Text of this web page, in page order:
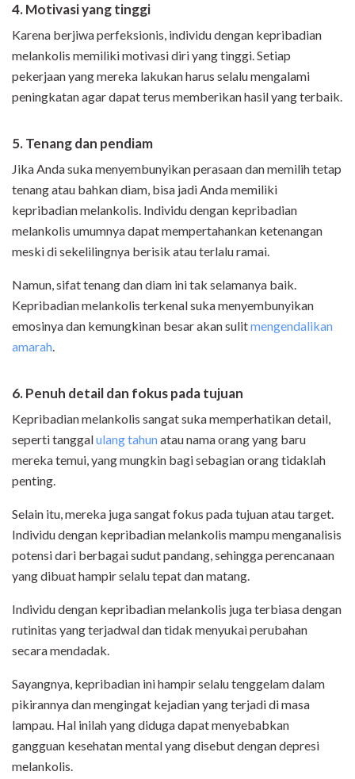
4. Motivasi yang tinggi
Karena berjiwa perfeksionis, individu dengan kepribadian
melankolis memiliki motivasi diri yang tinggi. Setiap
pekerjaan yang mereka lakukan harus selalu mengalami
peningkatan agar dapat terus memberikan hasil yang terbaik.
5. Tenang dan pendiam
Jika Anda suka menyembunyikan perasaan dan memilih tetap
tenang atau bahkan diam, bisa jadi Anda memiliki
kepribadian melankolis. Individu dengan kepribadian
melankolis umumnya dapat mempertahankan ketenangan
meski di sekelilingnya berisik atau terlalu ramai.
Namun, sifat tenang dan diam ini tak selamanya baik.
Kepribadian melankolis terkenal suka menyembunyikan
emosinya dan kemungkinan besar akan sulitmengendalikan
amarah.
6. Penuh detail dan fokus pada tujuan
Kepribadian melankolis sangat suka memperhatikan detail,
seperti tanggalulang tahunatau nama orang yang baru
mereka temui, yang mungkin bagi sebagian orang tidaklah
penting.
Selain itu, mereka juga sangat fokus pada tujuan atau target.
Individu dengan kepribadian melankolis mampu menganalisis
potensi dari berbagai sudut pandang, sehingga perencanaan
yang dibuat hampir selalu tepat dan matang.
Individu dengan kepribadian melankolis juga terbiasa dengan
rutinitas yang terjadwal dan tidak menyukai perubahan
secara mendadak.
Sayangnya, kepribadian ini hampir selalu tenggelam dalam
pikirannya dan mengingat kejadian yang terjadi di masa
lampau. Hal inilah yang diduga dapat menyebabkan
gangguan kesehatan mental yang disebut dengan depresi
melankolis.